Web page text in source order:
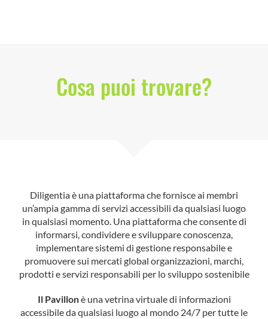
Cosa puoi trovare?
Diligentia è una piattaforma che fornisce ai membri
un’ampia gamma di servizi accessibili da qualsiasi luogo
in qualsiasi momento. Una piattaforma che consente di
informarsi, condividere e sviluppare conoscenza,
implementare sistemi di gestione responsabile e
promuovere sui mercati global organizzazioni, marchi,
prodotti e servizi responsabili per lo sviluppo sostenibile
Il Pavillonè una vetrina virtuale di informazioni
accessibile da qualsiasi luogo al mondo 24/7 per tutte le